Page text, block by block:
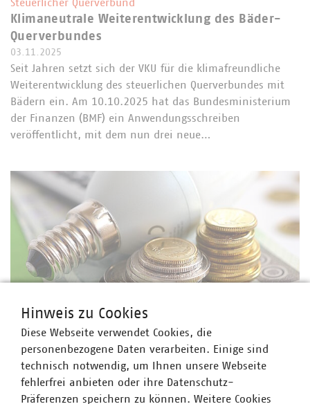
Steuerlicher Querverbund
Klimaneutrale Weiterentwicklung des Bäder-
Querverbundes
03.11.2025
Seit Jahren setzt sich der VKU für die klimafreundliche
Weiterentwicklung des steuerlichen Querverbundes mit
Bädern ein. Am 10.10.2025 hat das Bundesministerium
der Finanzen (BMF) ein Anwendungsschreiben
veröffentlicht, mit dem nun drei neue…
Energie- und Stromsteuer
Kabinett beschließt Änderung des Energie- und
Stromsteuergesetzes
Hinweis zu Cookies
Diese Webseite verwendet Cookies, die
personenbezogene Daten verarbeiten. Einige sind
technisch notwendig, um Ihnen unsere Webseite
fehlerfrei anbieten oder ihre Datenschutz-
Präferenzen speichern zu können. Weitere Cookies